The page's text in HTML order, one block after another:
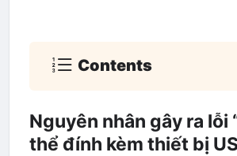
Contents
Nguyên nhân gây ra lỗi
thể đính kèm thiết bị